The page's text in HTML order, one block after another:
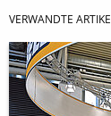
VERWANDTE